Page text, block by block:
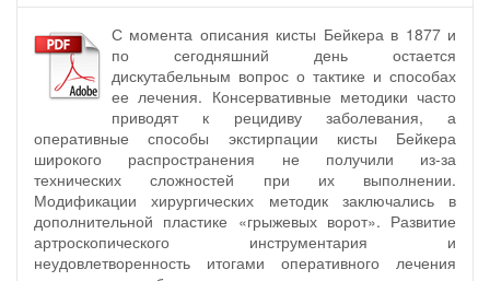
С момента описания кисты Бейкера в 1877 и
по сегодняшний день остается
дискутабельным вопрос о тактике и способах
ее лечения. Консервативные методики часто
приводят к рецидиву заболевания, а
оперативные способы экстирпации кисты Бейкера
широкого распространения не получили из-за
технических сложностей при их выполнении.
Модификации хирургических методик заключались в
дополнительной пластике «грыжевых ворот». Развитие
артроскопического инструментария и
неудовлетворенность итогами оперативного лечения